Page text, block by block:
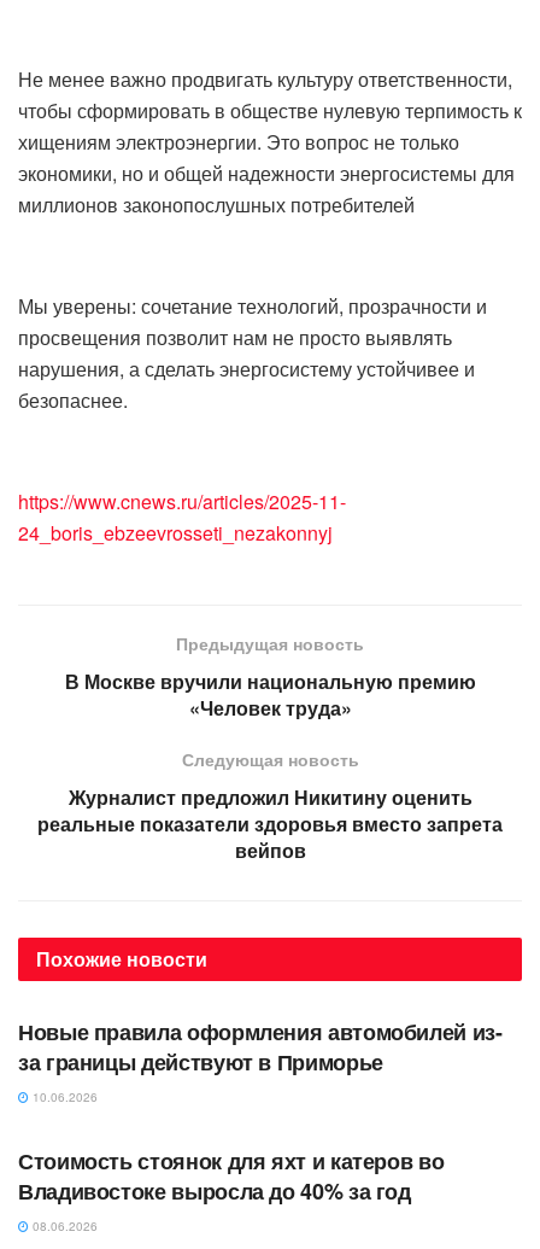
Не менее важно продвигать культуру ответственности,
чтобы сформировать в обществе нулевую терпимость к
хищениям электроэнергии. Это вопрос не только
экономики, но и общей надежности энергосистемы для
миллионов законопослушных потребителей
Мы уверены: сочетание технологий, прозрачности и
просвещения позволит нам не просто выявлять
нарушения, а сделать энергосистему устойчивее и
безопаснее.
https://www.cnews.ru/articles/2025-11-
24_boris_ebzeevrosseti_nezakonnyj
Предыдущая новость
В Москве вручили национальную премию
«Человек труда»
Следующая новость
Журналист предложил Никитину оценить
реальные показатели здоровья вместо запрета
вейпов
Похожие новости
АВТОНОВОСТИ
Новые правила оформления автомобилей из-
за границы действуют в Приморье
10.06.2026
Стоимость стоянок для яхт и катеров во
Владивостоке выросла до 40% за год
08.06.2026